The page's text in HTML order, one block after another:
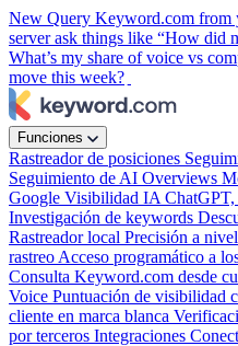
New Query Keyword.com from
server ask things like “How did
What’s my share of voice vs
move this week?
Funciones
Rastreador de posiciones
Seguimiento de AI Overviews
Google Visibilidad IA
Investigación de keywords
Rastreador local Precisión a
rastreo Acceso programático a
Consulta Keyword.com desde
Voice Puntuación de visibilidad
cliente en marca blanca
por terceros Integraciones